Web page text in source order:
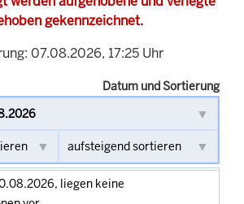
gekennzeichnet.
07.08.2026, 17:25 Uhr
Datum und Sortierung
liegen keine